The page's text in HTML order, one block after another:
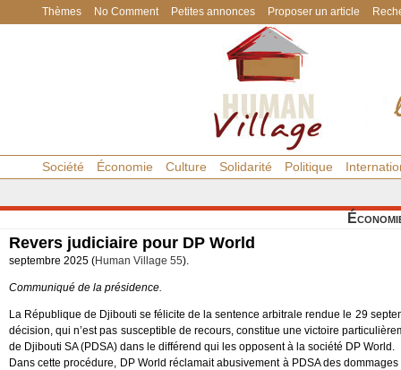
Thèmes No Comment Petites annonces Proposer un article
Société Économie Culture Solidarité Politique
Revers judiciaire pour DP World
septembre 2025 (Human Village 55).
Communiqué de la présidence.
La République de Djibouti se félicite de la sentence arbitrale rendue le 29
décision, qui n’est pas susceptible de recours, constitue une victoire
de Djibouti SA (PDSA) dans le différend qui les opposent à la société DP World.
Dans cette procédure, DP World réclamait abusivement à PDSA des